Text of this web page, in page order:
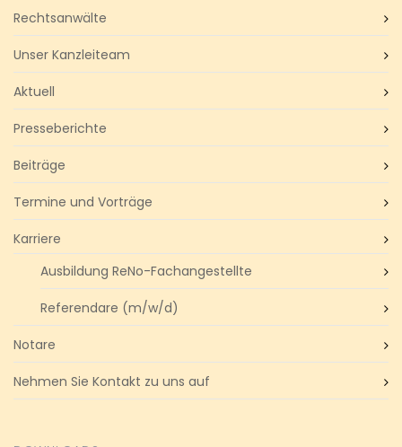
Rechtsanwälte
Unser Kanzleiteam
Aktuell
Presseberichte
Beiträge
Termine und Vorträge
Karriere
Ausbildung ReNo-Fachangestellte
Referendare (m/w/d)
Notare
Nehmen Sie Kontakt zu uns auf